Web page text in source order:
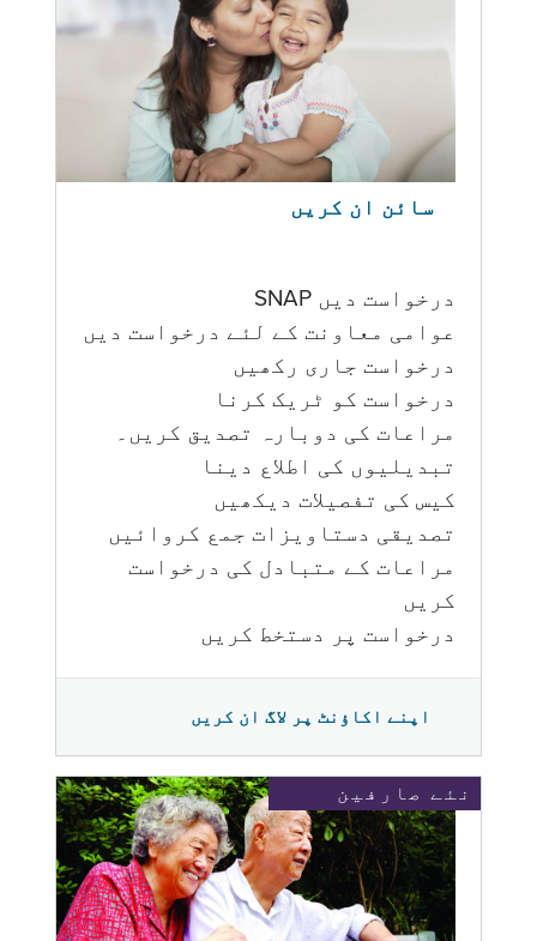
سائن ان کریں
درخواست دیں SNAP
عوامی معاونت کے لئے درخواست دیں
درخواست جاری رکھیں
درخواست کو ٹریک کرنا
مراعات کی دوبارہ تصدیق کریں۔
تبدیلیوں کی اطلاع دینا
کیس کی تفصیلات دیکھیں
تصدیقی دستاویزات جمع کروائیں
مراعات کے متبادل کی درخواست
کریں
درخواست پر دستخط کریں
اپنے اکاؤنٹ پر لاگ ان کریں
نئے صارفین